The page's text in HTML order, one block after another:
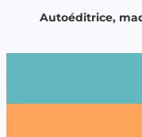
Autoéditrice,